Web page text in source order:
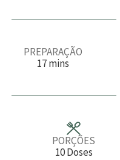
PREPARAÇÃO
17m
u
mins
PORÇÕES
10 Doses